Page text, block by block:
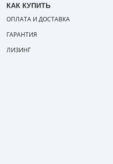
КАК КУПИТЬ
ОПЛАТА И ДОСТАВКА
ГАРАНТИЯ
ЛИЗИНГ